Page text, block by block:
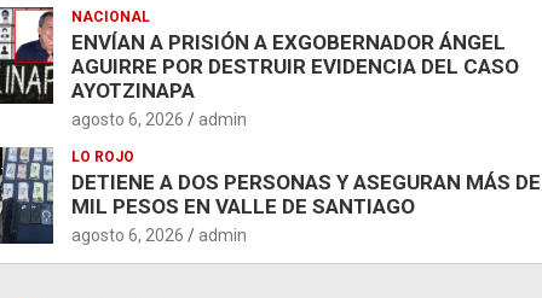
NACIONAL
ENVÍAN A PRISIÓN A EXGOBERNADOR ÁNGEL
AGUIRRE POR DESTRUIR EVIDENCIA DEL CASO
AYOTZINAPA
agosto 6, 2026 admin
LO ROJO
DETIENE A DOS PERSONAS Y ASEGURAN MÁS
MIL PESOS EN VALLE DE SANTIAGO
agosto 6, 2026 admin